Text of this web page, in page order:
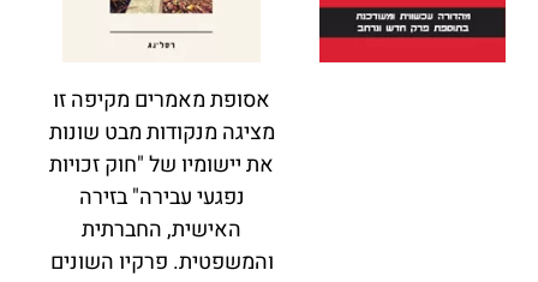
אסופת מאמרים מקיפה זו
מציגה מנקודות מבט שונות
את יישומיו של "חוק זכויות
נפגעי עבירה" בזירה
האישית, החברתית
והמשפטית. פרקיו השונים